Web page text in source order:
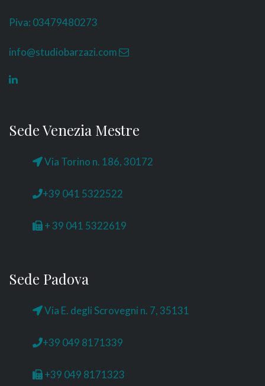
Piva: 03479480273
info@studiobarzazi.com
Sede Venezia Mestre
Via Torino n. 186, 30172
+39 041 5322522
+ 39 041 5322619
Sede Padova
Via E. degli Scrovegni n. 7, 35131
+39 049 8171339
+39 049 8171323